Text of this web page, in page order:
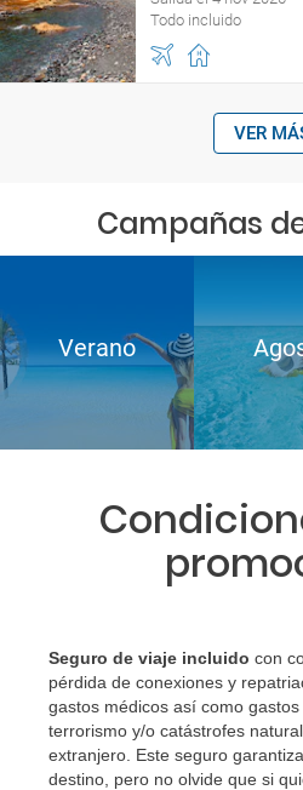
Todo incluido
VER
Campañas
Verano
Seguro de viaje incluido con
pérdida de conexiones y
gastos médicos así como
terrorismo y/o catástrofes
extranjero. Este seguro
destino, pero no olvide que si